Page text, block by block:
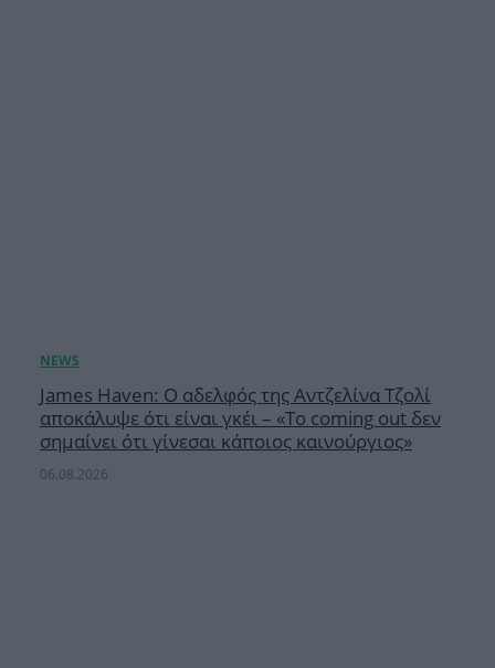
James Haven: Ο αδελφός της Αντζελίνα Τζολί
αποκάλυψε ότι είναι γκέι – «Το coming out δεν
σημαίνει ότι γίνεσαι κάποιος καινούργιος»
06.08.2026